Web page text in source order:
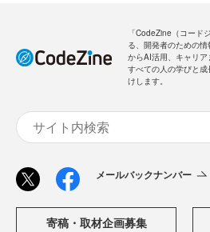
「CodeZine（コード
る、開発者のための
からAI活用、キャリ
すべての人の学びと
けします。
メールバックナンバー
寄稿・取材企画募集